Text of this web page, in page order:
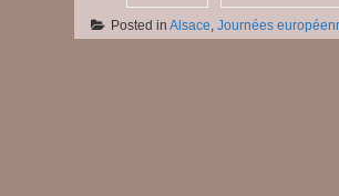
Posted inAlsace ,Journées